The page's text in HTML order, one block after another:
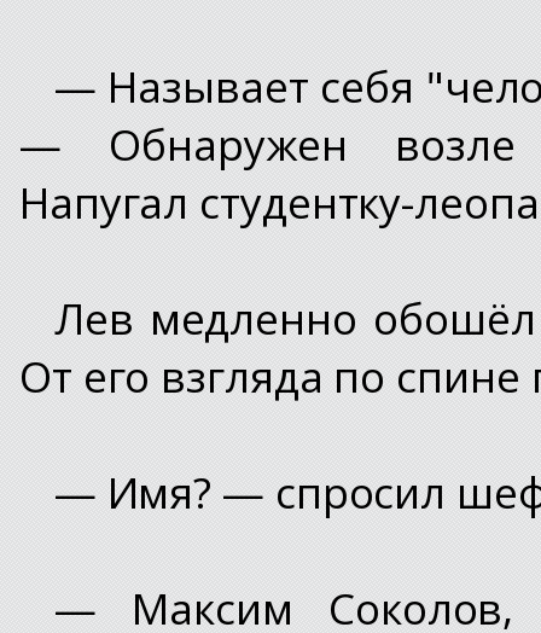
— Называет себя
— Обнаружен возле
Напугал студентку-
Лев медленно обошёл
От его взгляда по
— Имя? — спросил
— Максим Соколов,